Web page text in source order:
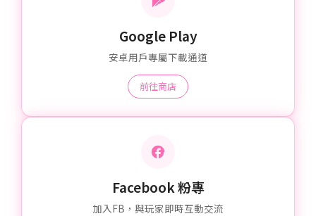
Google Play
安卓用戶專屬下載通道
前往商店
Facebook 粉專
加入FB，與玩家即時互動交流